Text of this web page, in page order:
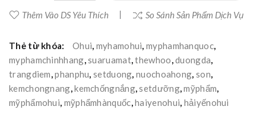
Thêm Vào DS Yêu Thích So Sánh Sản Phẩm Dịch Vụ
Thẻ từ khóa: Ohui, myhamohui,myphamhanquoc,
myphamchinhhang,suaruamat,thewhoo,duongda,
trangdiem,phanphu,setduong,nuochoahong, son,
kemchongnang,kemchốngnắng,setdưỡng,mỹphẩm,
mỹphẩmohui, mỹphẩmhànquốc,haiyenohui, hảiyếnohui